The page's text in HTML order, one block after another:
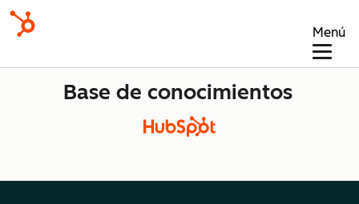
Menú
Base de conocimientos